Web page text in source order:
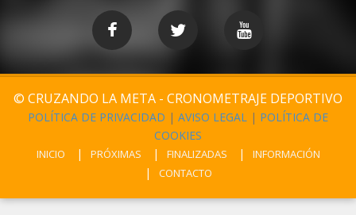
© CRUZANDO LA META - CRONOMETRAJE DEPORTIVO
POLÍTICA DE PRIVACIDAD | AVISO LEGAL | POLÍTICA DE
COOKIES
INICIO PRÓXIMAS FINALIZADAS
INFORMACIÓN
CONTACTO